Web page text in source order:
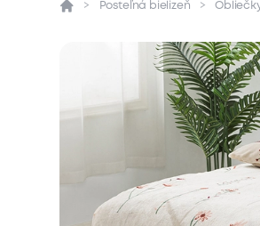
Prehľad Parametre
Posteľná bielizeň